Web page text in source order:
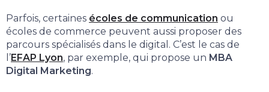
Parfois, certaines écoles de communication ou
écoles de commerce peuvent aussi proposer des
parcours spécialisés dans le digital. C’est le cas de
l’EFAP Lyon, par exemple, qui propose un MBA
Digital Marketing.